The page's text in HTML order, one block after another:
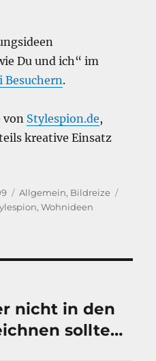
Du und ich“ im
Besuchern.
von Stylespion.de,
kreative Einsatz
Kategorien
Allgemein, Bildreize
,Wohnideen
nicht in den
sollte…